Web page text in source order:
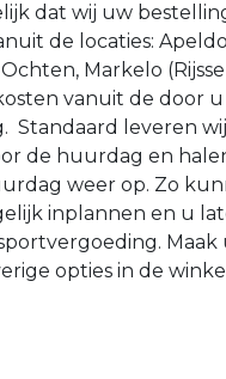
dat wij uw
de locaties:
Markelo
vanuit de door
Standaard leveren
de huurdag en
weer op. Zo
inplannen en u
opties in de